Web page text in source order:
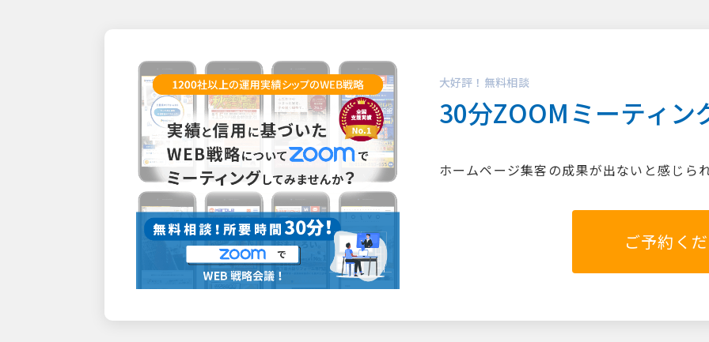
大好評！無料相談
30分ZOOMミーティン
ホームページ集客の成果が出ないと感じら
ご予約く